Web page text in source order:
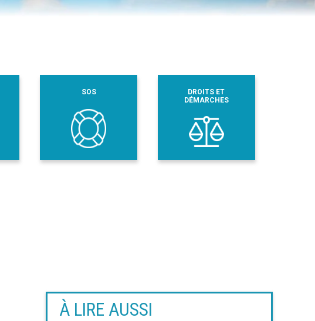
SOS
DROITS ET
DÉMARCHES
À LIRE AUSSI